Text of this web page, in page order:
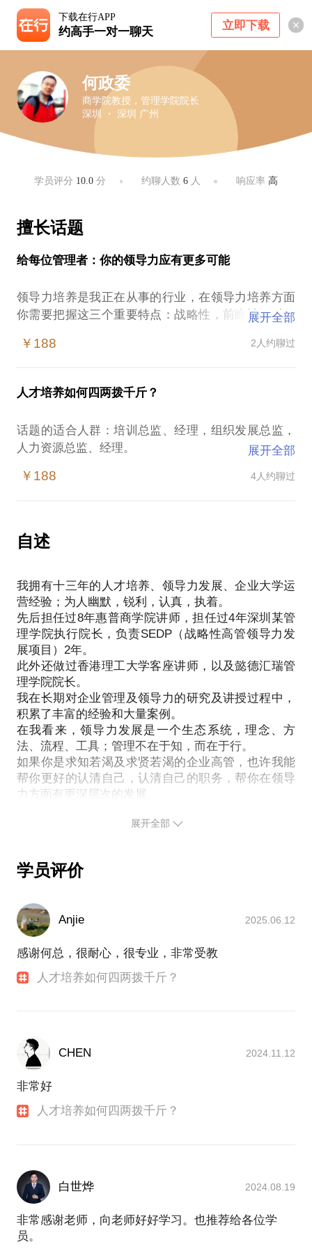
下载在行APP
约高手一对一聊天 立即下载
何政委
商学院教授，管理学院院长
深圳 ・ 深圳 广州
学员评分 10.0 分 约聊人数 6人 响应率 高
擅长话题
给每位管理者：你的领导力应有更多可能
领导力培养是我正在从事的行业，在领导力培养方面
你需要把握这三个重要特点：战略性，前瞻性，时效
先后担任过8年惠普商学院讲师，担任过4年深圳某管
展项目）2年。此外还做过香港理工大学客座讲师，以
及懿德汇瑞管理学院院长。
积累了丰富的经验和大量案例。
另外也操盘过数十家企业的人才培养项目，三分之一
是年收入1000亿的企业集团总部的项目。
展开全部
￥188 2人约聊过
人才培养如何四两拨千斤？
话题的适合人群：培训总监、经理，组织发展总监，
人力资源总监、经理。
多数企业永远的痛：
那么问题来了：
如何建立一套上接战略、下接绩效的体系来支撑企业
首先我想与你一起分享从事人才培养（培训）工作的
痛：
1、老板不给预算（或预算太少）；
2、公司中高层和业务部门不重视；
3、自己业内资源太少；
我是惠普商学院老师，具备四年的企业大学实践经
验，咨询公司多年的高管领导力发展经验；并且在长
期对企业管理及领导力的研究及讲授过程中，积累了
丰富的经验和大量案例。
我愿意与你分享的内容包括：
一流的人才培养理念，
久经验证的方式方法，
惠普商学院、华为的流程管理，
PS.在选择与我见面前，请把你的问题更具体化。毕
提前发给我，方便我做更精确的准备，提升见面效
展开全部
￥188 4人约聊过
自述
我拥有十三年的人才培养、领导力发展、企业大学运
营经验；为人幽默，锐利，认真，执着。
先后担任过8年惠普商学院讲师，担任过4年深圳某管
理学院执行院长，负责SEDP（战略性高管领导力发
展项目）2年。
此外还做过香港理工大学客座讲师，以及懿德汇瑞管
理学院院长。
我在长期对企业管理及领导力的研究及讲授过程中，
积累了丰富的经验和大量案例。
在我看来，领导力发展是一个生态系统，理念、方
法、流程、工具；管理不在于知，而在于行。
如果你是求知若渴及求贤若渴的企业高管，也许我能
帮你更好的认清自己，认清自己的职务，帮你在领导
力方面有更深层次的发展。
展开全部
学员评价
Anjie 2025.06.12
感谢何总，很耐心，很专业，非常受教
人才培养如何四两拨千斤？
CHEN 2024.11.12
非常好
人才培养如何四两拨千斤？
白世烨 2024.08.19
非常感谢老师，向老师好好学习。也推荐给各位学
员。